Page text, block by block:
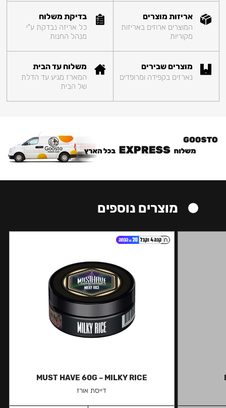
אריזות מוצרים
המוצרים ארוזים באריזות
מקוריות
בדיקת משלוח
כל אריזה נבדקת ע"י
מנהל החנות
מוצרים שבירים
נארזים בקפידה ומרופדים
משלוח עד הבית
המארז מגיע עד הדלת
של הבית
מוצרים נוספים
חזק
MUST HAVE 60G – MILKY RICE
דייסת אורז